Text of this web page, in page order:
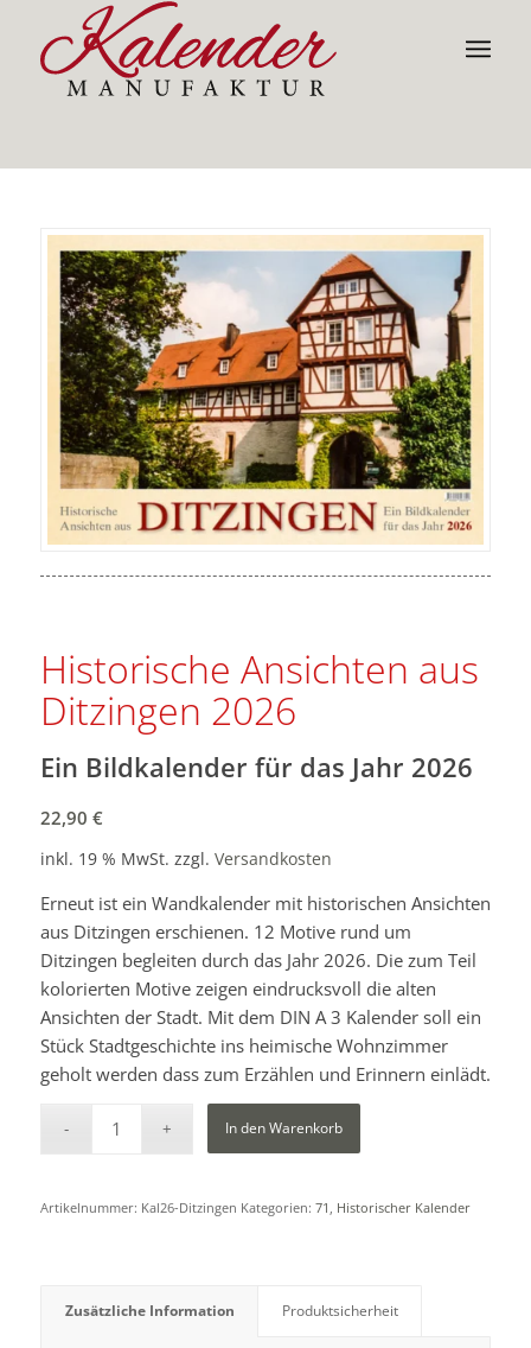
Historische Ansichten aus
Ditzingen 2026
Ein Bildkalender für das Jahr 2026
22,90 €
inkl. 19 % MwSt. zzgl. Versandkosten
Erneut ist ein Wandkalender mit historischen Ansichten
aus Ditzingen erschienen. 12 Motive rund um
Ditzingen begleiten durch das Jahr 2026. Die zum Teil
kolorierten Motive zeigen eindrucksvoll die alten
Ansichten der Stadt. Mit dem DIN A 3 Kalender soll ein
Stück Stadtgeschichte ins heimische Wohnzimmer
geholt werden dass zum Erzählen und Erinnern einlädt.
In den Warenkorb
Artikelnummer: Kal26-Ditzingen Kategorien: 71 Historischer Kalender
Zusätzliche Information Produktsicherheit